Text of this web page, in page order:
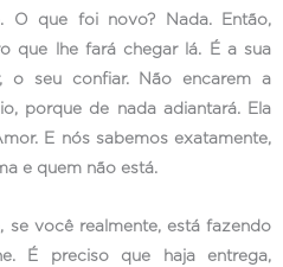
O que foi novo? Nada. Então,
que lhe fará chegar lá. É a sua
o seu confiar. Não encarem a
porque de nada adiantará. Ela
E nós sabemos exatamente,
e quem não está.
se você realmente, está fazendo
É preciso que haja entrega,